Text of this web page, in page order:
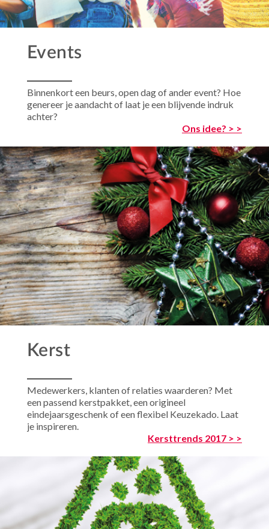
Events
Binnenkort een beurs, open dag of ander event? Hoe
genereer je aandacht of laat je een blijvende indruk
achter?
Ons idee? > >
Kerst
Medewerkers, klanten of relaties waarderen? Met
een passend kerstpakket, een origineel
eindejaarsgeschenk of een flexibel Keuzekado. Laat
je inspireren.
Kersttrends 2017 > >